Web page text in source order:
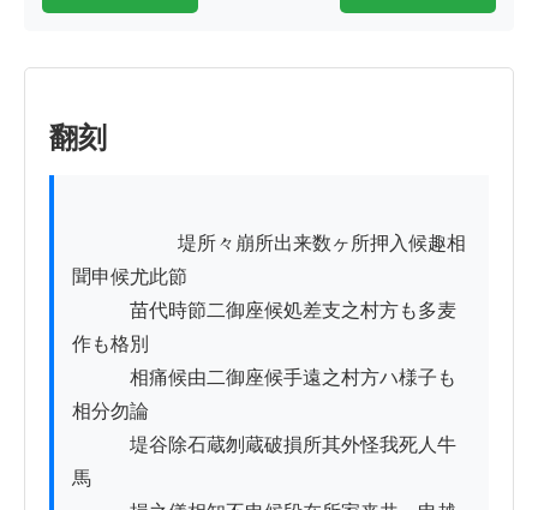
翻刻
聞申候尤此節
苗代時節二御座候処差支之村方も多麦
作も格別
相痛候由二御座候手遠之村方ハ様子も
相分勿論
堤谷除石蔵刎蔵破損所其外怪我死人牛
馬